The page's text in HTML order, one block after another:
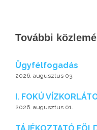
További
Ügyfélfogadás
2026. augusztus 03.
I. FOKÚ
2026. augusztus 01.